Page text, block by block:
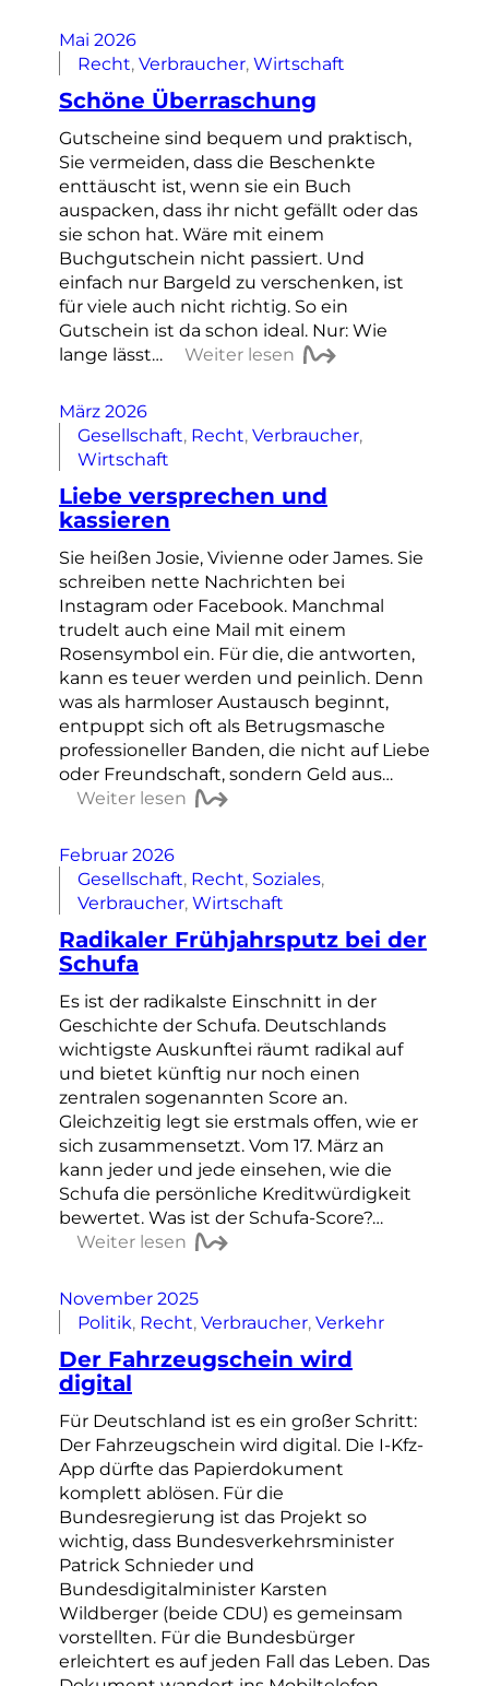
Mai 2026
Recht, Verbraucher, Wirtschaft
Schöne Überraschung
Gutscheine sind bequem und praktisch,
Sie vermeiden, dass die Beschenkte
enttäuscht ist, wenn sie ein Buch
auspacken, dass ihr nicht gefällt oder das
sie schon hat. Wäre mit einem
Buchgutschein nicht passiert. Und
einfach nur Bargeld zu verschenken, ist
für viele auch nicht richtig. So ein
Gutschein ist da schon ideal. Nur: Wie
lange lässt…
Weiter lesen
März 2026
Gesellschaft, Recht, Verbraucher
Wirtschaft
Liebe versprechen und
kassieren
Sie heißen Josie, Vivienne oder James. Sie
schreiben nette Nachrichten bei
Instagram oder Facebook. Manchmal
trudelt auch eine Mail mit einem
Rosensymbol ein. Für die, die antworten,
kann es teuer werden und peinlich. Denn
was als harmloser Austausch beginnt,
entpuppt sich oft als Betrugsmasche
professioneller Banden, die nicht auf Liebe
oder Freundschaft, sondern Geld aus…
Weiter lesen
Februar 2026
Gesellschaft, Recht, Soziales
Verbraucher, Wirtschaft
Radikaler Frühjahrsputz bei der
Schufa
Es ist der radikalste Einschnitt in der
Geschichte der Schufa. Deutschlands
wichtigste Auskunftei räumt radikal auf
und bietet künftig nur noch einen
zentralen sogenannten Score an.
Gleichzeitig legt sie erstmals offen, wie er
sich zusammensetzt. Vom 17. März an
kann jeder und jede einsehen, wie die
Schufa die persönliche Kreditwürdigkeit
bewertet. Was ist der Schufa-Score?…
Weiter lesen
November 2025
Politik, Recht, Verbraucher, Verkehr
Der Fahrzeugschein wird
digital
Für Deutschland ist es ein großer Schritt:
Der Fahrzeugschein wird digital. Die I-Kfz-
App dürfte das Papierdokument
komplett ablösen. Für die
Bundesregierung ist das Projekt so
wichtig, dass Bundesverkehrsminister
Patrick Schnieder und
Bundesdigitalminister Karsten
Wildberger (beide CDU) es gemeinsam
vorstellten. Für die Bundesbürger
erleichtert es auf jeden Fall das Leben. Das